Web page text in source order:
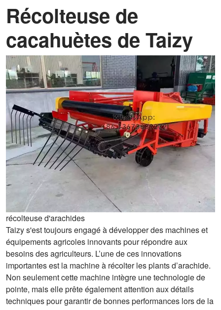
Récolteuse de
cacahuètes de Taizy
récolteuse d'arachides
Taizy s'est toujours engagé à développer des machines et
équipements agricoles innovants pour répondre aux
besoins des agriculteurs. L’une de ces innovations
importantes est la machine à récolter les plants d’arachide.
Non seulement cette machine intègre une technologie de
pointe, mais elle prête également attention aux détails
techniques pour garantir de bonnes performances lors de la